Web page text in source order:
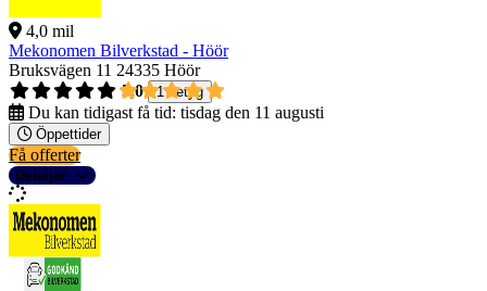
4,0 mil
Mekonomen Bilverkstad - Höör
Bruksvägen 11 24335 Höör
5,0
1 betyg
Du kan tidigast få tid: tisdag den 11 augusti
Öppettider
Få offerter
Detaljer